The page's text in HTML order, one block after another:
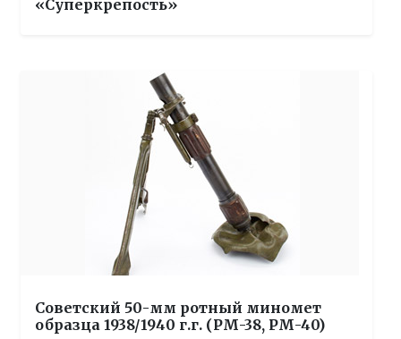
«Суперкрепость»
Советский 50-мм ротный миномет
образца 1938/1940 г.г. (РМ-38, РМ-40)